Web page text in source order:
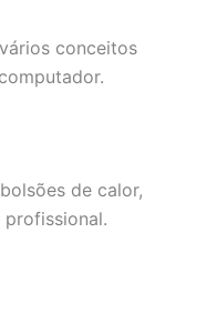
conceitos
de calor,